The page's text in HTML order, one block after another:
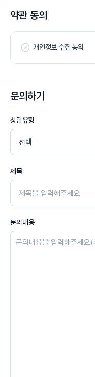
약관 동의
개인정보 수집 동의
문의하기
상담유형
제목
문의내용